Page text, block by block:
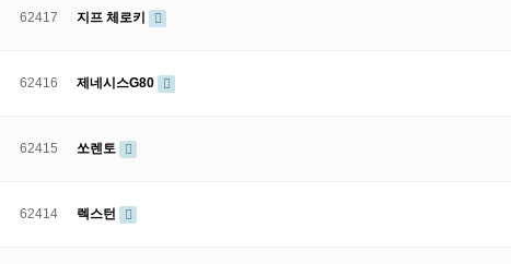
62417 지프 체로키
62416 제네시스G80
62415 쏘렌토
62414 렉스턴